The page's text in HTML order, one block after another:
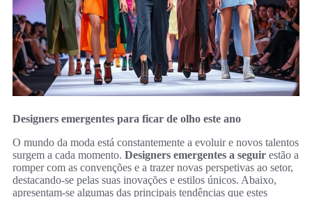
Designers emergentes para ficar de olho este ano
O mundo da moda está constantemente a evoluir e novos talentos
surgem a cada momento. Designers emergentes a seguir estão a
romper com as convenções e a trazer novas perspetivas ao setor,
destacando-se pelas suas inovações e estilos únicos. Abaixo,
apresentam-se algumas das principais tendências que estes